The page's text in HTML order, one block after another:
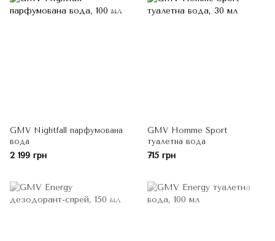
GMV Nightfall парфумована
вода
2 199 грн
GMV Homme Sport
туалетна вода
715 грн